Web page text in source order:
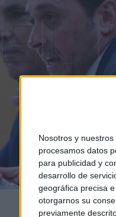
Nosotros y nuestros
procesamos datos
para publicidad y
desarrollo de
geográfica precisa
otorgarnos su
previamente